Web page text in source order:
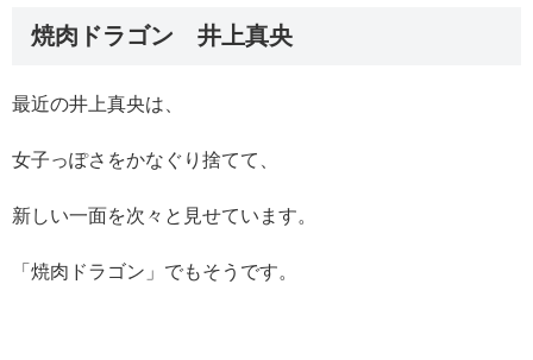
焼肉ドラゴン 井上真央
最近の井上真央は、
女子っぽさをかなぐり捨てて、
新しい一面を次々と見せています。
「焼肉ドラゴン」でもそうです。